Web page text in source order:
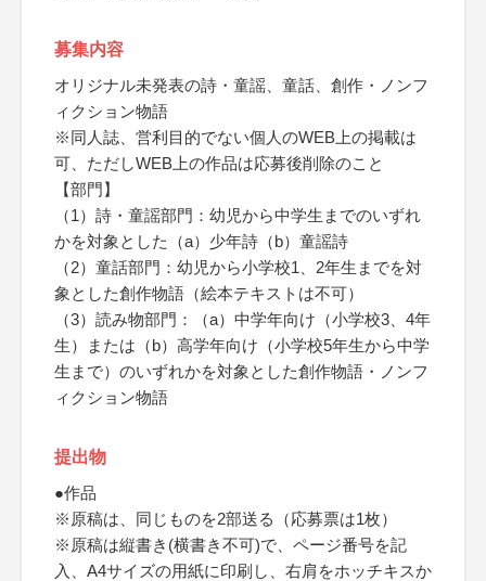
募集内容
オリジナル未発表の詩・童謡、童話、創作・ノンフ
ィクション物語
※同人誌、営利目的でない個人のWEB上の掲載は
可、ただしWEB上の作品は応募後削除のこと
【部門】
（1）詩・童謡部門：幼児から中学生までのいずれ
かを対象とした（a）少年詩（b）童謡詩
（2）童話部門：幼児から小学校1、2年生までを対
象とした創作物語（絵本テキストは不可）
（3）読み物部門：（a）中学年向け（小学校3、4年
生）または（b）高学年向け（小学校5年生から中学
生まで）のいずれかを対象とした創作物語・ノンフ
ィクション物語
提出物
●作品
※原稿は、同じものを2部送る（応募票は1枚）
※原稿は縦書き(横書き不可)で、ページ番号を記
入、A4サイズの用紙に印刷し、右肩をホッチキスか